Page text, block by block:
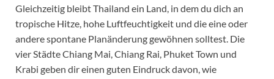
Gleichzeitig bleibt Thailand ein Land, in dem du dich an
tropische Hitze, hohe Luftfeuchtigkeit und die eine oder
andere spontane Planänderung gewöhnen solltest. Die
vier Städte Chiang Mai, Chiang Rai, Phuket Town und
Krabi geben dir einen guten Eindruck davon, wie